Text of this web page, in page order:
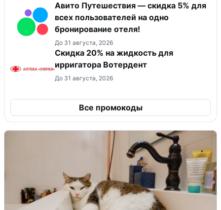
Авито Путешествия — скидка 5% для
всех пользователей на одно
бронирование отеля!
До 31 августа, 2026
Скидка 20% на жидкость для
ирригатора Вотердент
До 31 августа, 2026
Все промокоды